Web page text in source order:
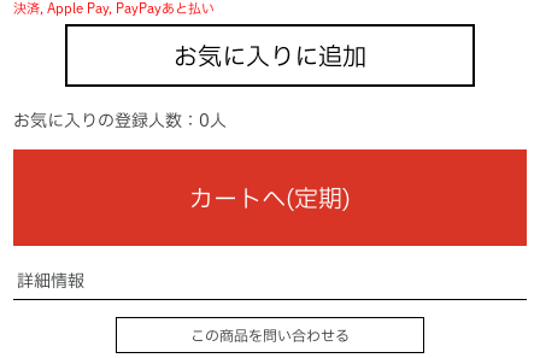
決済, Apple Pay, PayPayあと払い
お気に入りに追加
お気に入りの登録人数：0人
カートへ(定期)
詳細情報
この商品を問い合わせる